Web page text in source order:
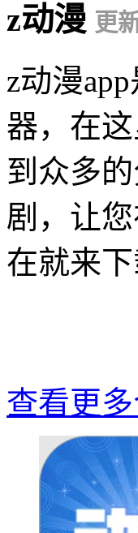
z动漫 更
z动漫
器，在
到众多
剧，让
在就来下
查看更